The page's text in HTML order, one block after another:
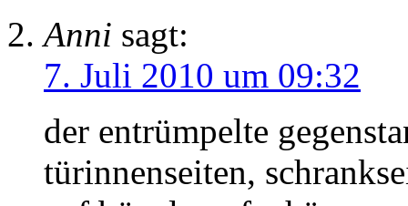
Anni sagt:
7. Juli 2010 um 09:32
der entrümpelte
türinnenseiten,